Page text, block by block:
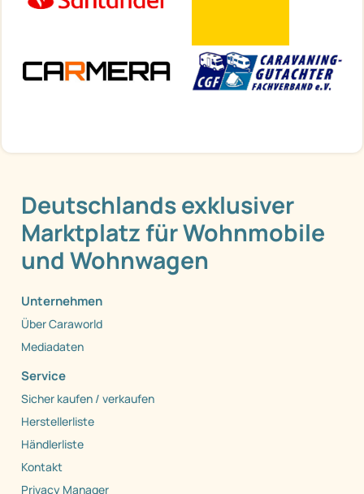
Deutschlands exklusiver
Marktplatz für Wohnmobile
und Wohnwagen
Unternehmen
Über Caraworld
Mediadaten
Service
Sicher kaufen / verkaufen
Herstellerliste
Händlerliste
Kontakt
Privacy Manager